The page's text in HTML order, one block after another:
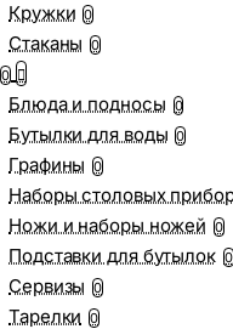
Кружки 0
Стаканы 0
0
Блюда и подносы 0
Бутылки для воды 0
Графины 0
Наборы столовых
Ножи и наборы ножей 0
Подставки для бутылок 0
Сервизы 0
Тарелки 0